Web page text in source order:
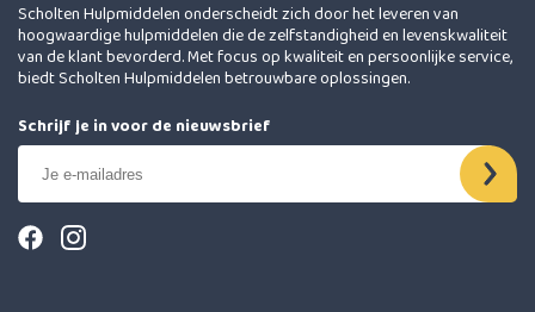
Scholten Hulpmiddelen onderscheidt zich door het leveren van
hoogwaardige hulpmiddelen die de zelfstandigheid en levenskwaliteit
van de klant bevorderd. Met focus op kwaliteit en persoonlijke service,
biedt Scholten Hulpmiddelen betrouwbare oplossingen.
Schrijf je in voor de nieuwsbrief